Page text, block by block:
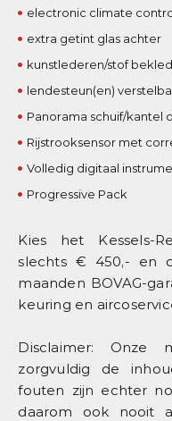
electronic climate
extra getint glas achter
kunstlederen/stof
lendesteun(en)
Panorama schuif/kantel
Rijstrooksensor met
Volledig digitaal
Progressive Pack
Kies het Kessels-
slechts € 450,- en
maanden BOVAG-
keuring en
Disclaimer: Onze
zorgvuldig de
fouten zijn echter
daarom ook nooit